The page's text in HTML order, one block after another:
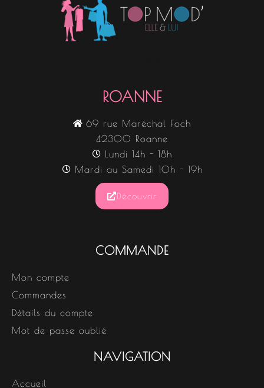
ROANNE
69 rue Maréchal Foch
42300 Roanne
Lundi 14h - 18h
Mardi au Samedi 10h - 19h
Découvrir
COMMANDE
Mon compte
Commandes
Détails du compte
Mot de passe oublié
NAVIGATION
Accueil